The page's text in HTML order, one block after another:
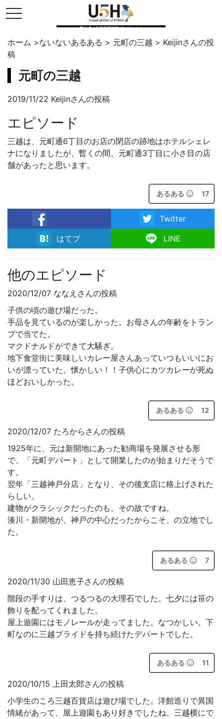
toggle navigation
県公式・兵庫五国連邦プロジェクト
ホーム >ないないあるある > 元町の三越 > Keijinさんの投
稿
元町の三越
2019/11/22 Keijinさんの投稿
エピソード
三越は、元町通6丁目のお店の閉店の跡地はホテルシェレ
ナになりましたが、暫くの間、元町通3丁目に小さ目の店
舗があったと思います。
あるある 17
facebook
Twitter
はてブ
LINE
他のエピソード
2020/12/07 ななえさんの投稿
子供の頃の遊び場だった。
手品を見ているのが楽しかった。お母さんの年齢をトラン
プで当てた。
マクドナルドができて大騒ぎ。
地下食堂街に美味しいカレー屋さんあっていつもいいにお
いが漂っていた。懐かしい！！子供心にカツカレーが死ぬ
ほどおいしかった。
あるある 12
2020/12/07 たろからさんの投稿
1925年に、元は新開地にあった勧商場を発展させる形
で、「元町デパート」として開業したのが始まりだそうで
す。
翌年「三越神戸分店」となり、その後支店に格上げされた
らしい。
建物がクラシックだったのも、その故ですね。
湊川・新開地が、神戸の中心だったからこそ、の立地でし
た。
あるある 7
2020/11/30 山田恵子さんの投稿
階段の手すりは、つるつるの大理石でした。七夕には笹の
飾りを配ってくれました。
屋上遊園にはモノレールが走ってました。なつかしい。下
町なのに三越プライドを持ち続けたデパートでした。
あるある 11
2020/10/15 上田太郎さんの投稿
小学生のころ三越百貨店は遊び場でした。洋館造りで異国
情緒があって、屋上遊園もあり好きでしたね。三越横にで